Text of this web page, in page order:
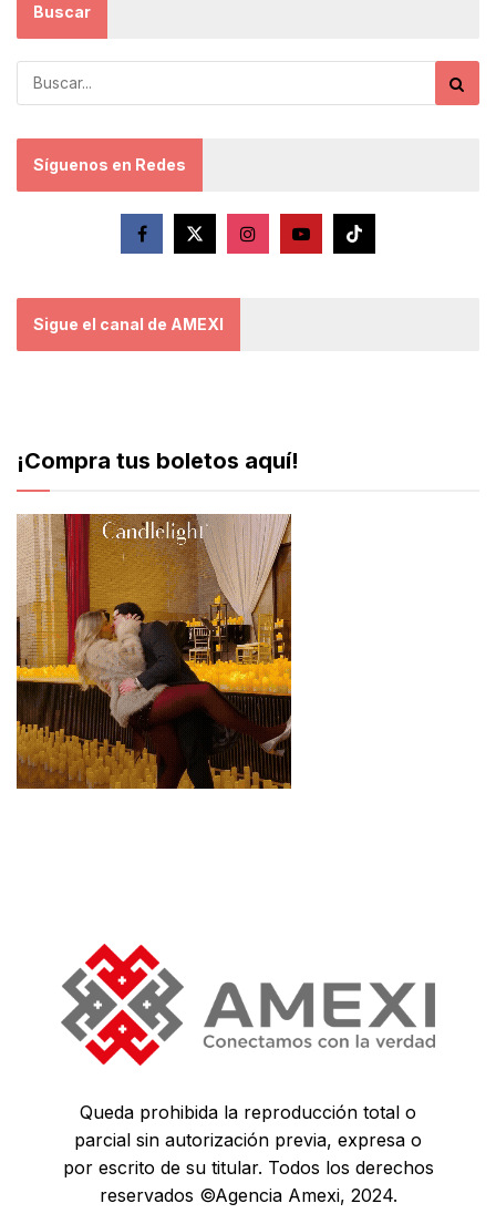
Buscar
Síguenos en Redes
Sigue el canal de AMEXI
¡Compra tus boletos aquí!
Queda prohibida la reproducción total o
parcial sin autorización previa, expresa o
por escrito de su titular. Todos los derechos
reservados ©Agencia Amexi, 2024.